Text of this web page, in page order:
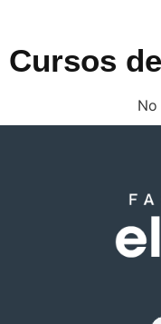
Cursos